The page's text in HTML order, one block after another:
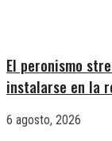
El peronismo
instalarse en la
6 agosto, 2026